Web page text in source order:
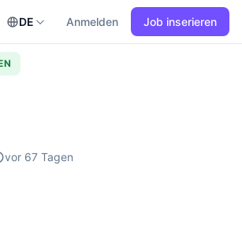
DE Anmelden Job inserieren
vor 67 Tagen